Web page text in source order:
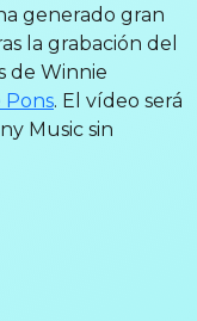
generado gran
la grabación del
de Winnie
Pons. El vídeo será
Music sin